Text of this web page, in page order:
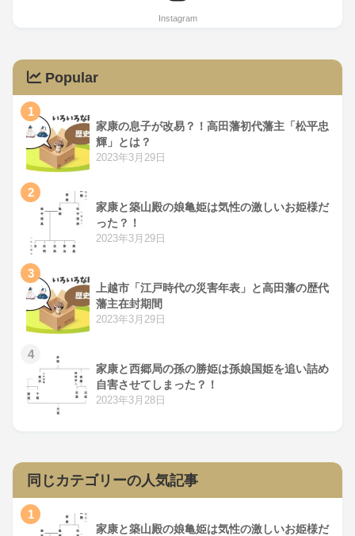
Popular
1
家康の息子が改易？！高田藩初代藩主「松平忠
輝」とは？
2023年3月29日
2
家康と築山殿の娘亀姫は気性の激しいお姫様だ
った？！
2023年3月29日
3
上越市「江戸時代の災害年表」と高田藩の歴代
藩主在封期間
2023年3月29日
4
家康と西郷局の孫の勝姫は孫娘国姫を追い詰め
自害させてしまった？！
2023年3月28日
同じカテゴリーの人気記事
1
家康と築山殿の娘亀姫は気性の激しいお姫様だ